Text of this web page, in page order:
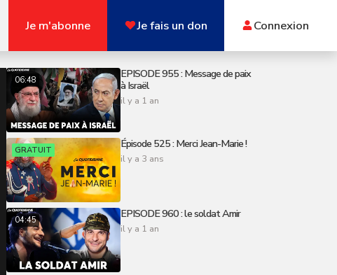
Je m'abonne Je fais un don Connexion
06:48
EPISODE 955 : Message de paix
à Israël
il y a 1 an
GRATUIT Épisode 525 : Merci Jean-Marie !
il y a 3 ans
04:45 EPISODE 960 : le soldat Amir
il y a 1 an